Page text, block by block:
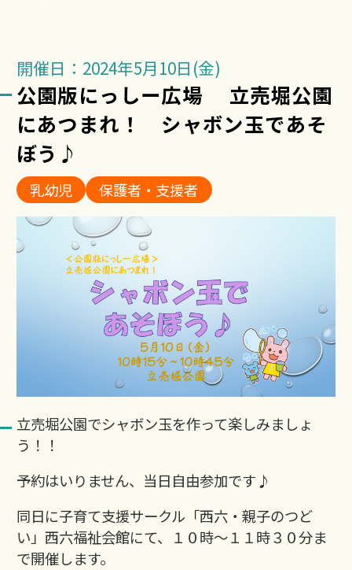
開催日：2024年5月10日(金)
公園版にっしー広場 立売堀公園
にあつまれ！ シャボン玉であそ
ぼう♪
乳幼児 保護者・支援者
立売堀公園でシャボン玉を作って楽しみましょ
う！！
予約はいりません、当日自由参加です♪
同日に子育て支援サークル「西六・親子のつど
い」西六福祉会館にて、１０時～１１時３０分ま
で開催します。